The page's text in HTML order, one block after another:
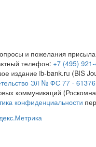
и пожелания
телефон: +7 (495)
издание ib-bank.ru (BIS
ЭЛ № ФС 77 - 61376
коммуникаций
конфиденциальности